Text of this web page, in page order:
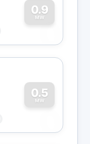
0.9
MW
0
0.5
MW
0